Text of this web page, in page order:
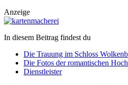
Anzeige
In diesem Beitrag findest du
Die Trauung im Schloss
Die Fotos der romantischen
Dienstleister